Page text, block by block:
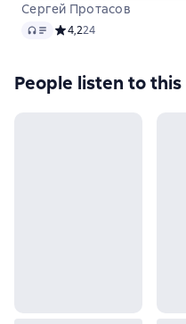
Сергей Протасов
Audio Средний рейтинг 4,2 на
4,224
People listen to